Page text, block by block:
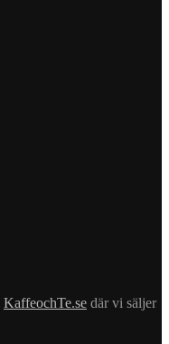
KaffeochTe.se där vi säljer